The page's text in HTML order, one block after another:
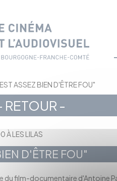
ASSEZ BIEN D'ÊTRE FOU"
RETOUR -
LES LILAS
D'ÊTRE FOU"
du film-documentaire d'Antoine